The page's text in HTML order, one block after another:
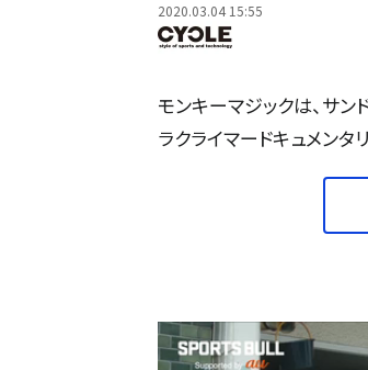
2020.03.04 15:55
モンキーマジックは、サン
ラクライマードキュメンタ